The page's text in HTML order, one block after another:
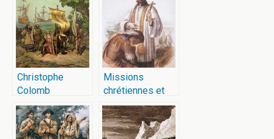
Christophe
Colomb
Missions
chrétiennes et
colonisation